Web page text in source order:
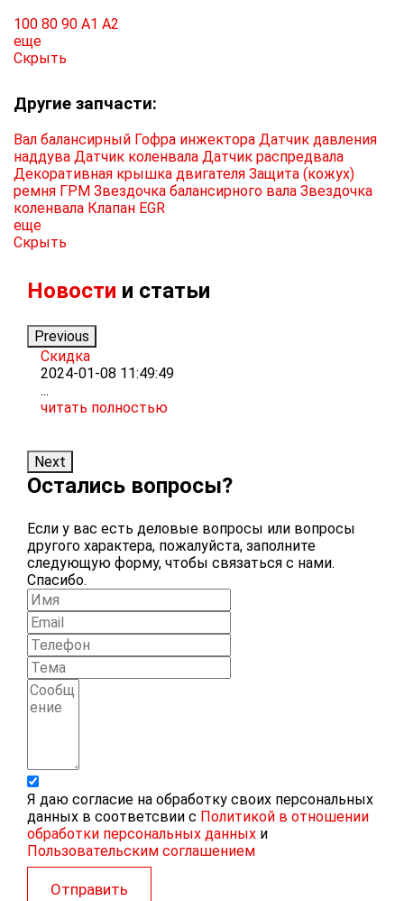
100 80 90 A1 A2
еще
Скрыть
Другие запчасти:
Вал балансирный Гофра инжектора Датчик давления
наддува Датчик коленвала Датчик распредвала
Декоративная крышка двигателя Защита (кожух)
ремня ГРМ Звездочка балансирного вала Звездочка
коленвала Клапан EGR
еще
Скрыть
Новости и статьи
Previous
Скидка
2024-01-08 11:49:49
...
читать полностью
Next
Остались вопросы?
Если у вас есть деловые вопросы или вопросы
другого характера, пожалуйста, заполните
следующую форму, чтобы связаться с нами.
Спасибо.
Я даю согласие на обработку своих персональных
данных в соответсвии с Политикой в отношении
обработки персональных данных и
Пользовательским соглашением
Отправить